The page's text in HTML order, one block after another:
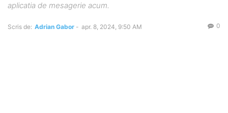
aplicatia de mesagerie acum.
Scris de: Adrian Gabor - apr. 8, 2024, 9:50 AM 0